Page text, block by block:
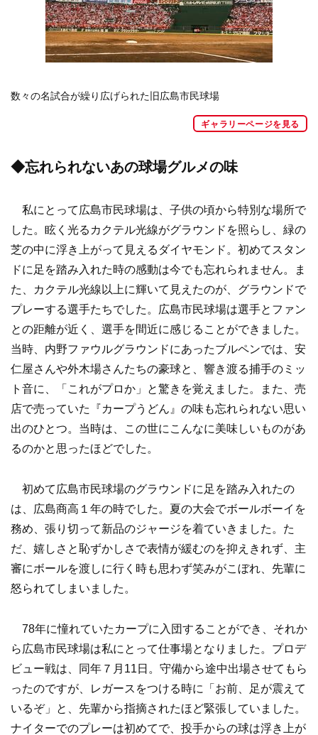
数々の名試合が繰り広げられた旧広島市民球場
ギャラリーページを見る
◆忘れられないあの球場グルメの味
私にとって広島市民球場は、子供の頃から特別な場所で
した。眩く光るカクテル光線がグラウンドを照らし、緑の
芝の中に浮き上がって見えるダイヤモンド。初めてスタン
ドに足を踏み入れた時の感動は今でも忘れられません。ま
た、カクテル光線以上に輝いて見えたのが、グラウンドで
プレーする選手たちでした。広島市民球場は選手とファン
との距離が近く、選手を間近に感じることができました。
当時、内野ファウルグラウンドにあったブルペンでは、安
仁屋さんや外木場さんたちの豪球と、響き渡る捕手のミッ
ト音に、「これがプロか」と驚きを覚えました。また、売
店で売っていた『カープうどん』の味も忘れられない思い
出のひとつ。当時は、この世にこんなに美味しいものがあ
るのかと思ったほどでした。
初めて広島市民球場のグラウンドに足を踏み入れたの
は、広島商高１年の時でした。夏の大会でボールボーイを
務め、張り切って新品のジャージを着ていきました。た
だ、嬉しさと恥ずかしさで表情が緩むのを抑えきれず、主
審にボールを渡しに行く時も思わず笑みがこぼれ、先輩に
怒られてしまいました。
78年に憧れていたカープに入団することができ、それか
ら広島市民球場は私にとって仕事場となりました。プロデ
ビュー戦は、同年７月11日。守備から途中出場させてもら
ったのですが、レガースをつける時に「お前、足が震えて
いるぞ」と、先輩から指摘されたほど緊張していました。
ナイターでのプレーは初めてで、投手からの球は浮き上が